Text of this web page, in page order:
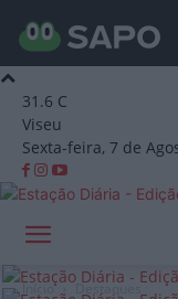
31.6 C
Viseu
Sexta-feira, 7 de
Início Destaques